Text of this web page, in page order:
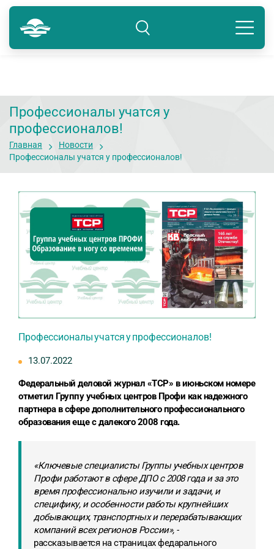
Краснодар
Подразделение: Краснодар
8 800 234-80-99
Профессионалы учатся у
профессионалов!
Главная
Новости
Профессионалы учатся у профессионалов!
Профессионалы учатся у профессионалов!
13.07.2022
Федеральный деловой журнал «ТСР» в июньском номере
отметил Группу учебных центров Профи как надежного
партнера в сфере дополнительного профессионального
образования еще с далекого 2008 года.
«Ключевые специалисты Группы учебных центров
Профи работают в сфере ДПО с 2008 года и за это
время профессионально изучили и задачи, и
специфику, и особенности работы крупнейших
добывающих, транспортных и перерабатывающих
компаний всех регионов России», -
рассказывается на страницах федарального